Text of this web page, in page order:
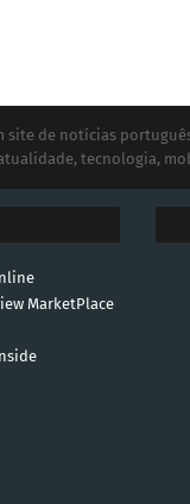
site de notícias
tecnologia,
MarketPlace